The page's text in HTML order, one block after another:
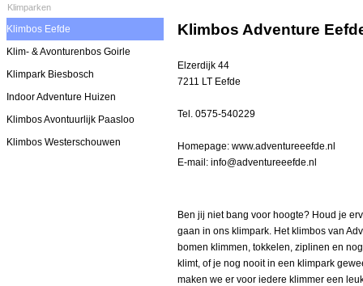
Klimparken
Klimbos Eefde
Klim- & Avonturenbos Goirle
Klimpark Biesbosch
Indoor Adventure Huizen
Klimbos Avontuurlijk Paasloo
Klimbos Westerschouwen
Klimbos Adventure
Elzerdijk 44
7211 LT Eefde
Tel. 0575-540229
Homepage: www.adventureeefde.nl
E-mail: info@adventureeefde.nl
Ben jij niet bang voor hoogte? Houd je
gaan in ons klimpark. Het klimbos van
bomen klimmen, tokkelen, ziplinen en
klimt, of je nog nooit in een klimpark
maken we er voor iedere klimmer een